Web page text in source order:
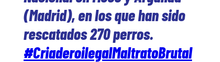
(Madrid), en los que han sido
rescatados 270 perros.
#CriaderoilegalMaltratoBrutal